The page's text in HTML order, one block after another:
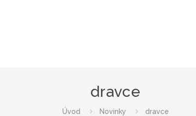
dravce
Úvod Novinky dravce